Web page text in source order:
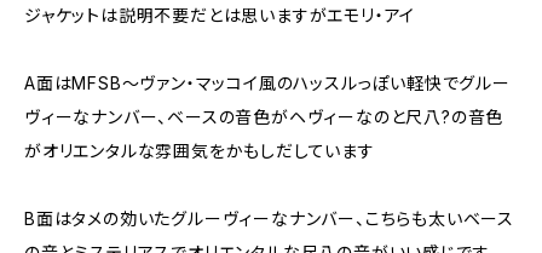
ジャケットは説明不要だとは思いますがエモリ・アイ
A面はMFSB～ヴァン・マッコイ風のハッスルっぽい軽快でグルー
ヴィーなナンバー、ベースの音色がヘヴィーなのと尺八?の音色
がオリエンタルな雰囲気をかもしだしています
B面はタメの効いたグルーヴィーなナンバー、こちらも太いベース